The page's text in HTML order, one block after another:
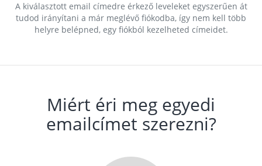
A kiválasztott email címedre érkező leveleket egyszerűen át
tudod irányítani a már meglévő fiókodba, így nem kell több
helyre belépned, egy fiókból kezelheted címeidet.
Miért éri meg egyedi
emailcímet szerezni?